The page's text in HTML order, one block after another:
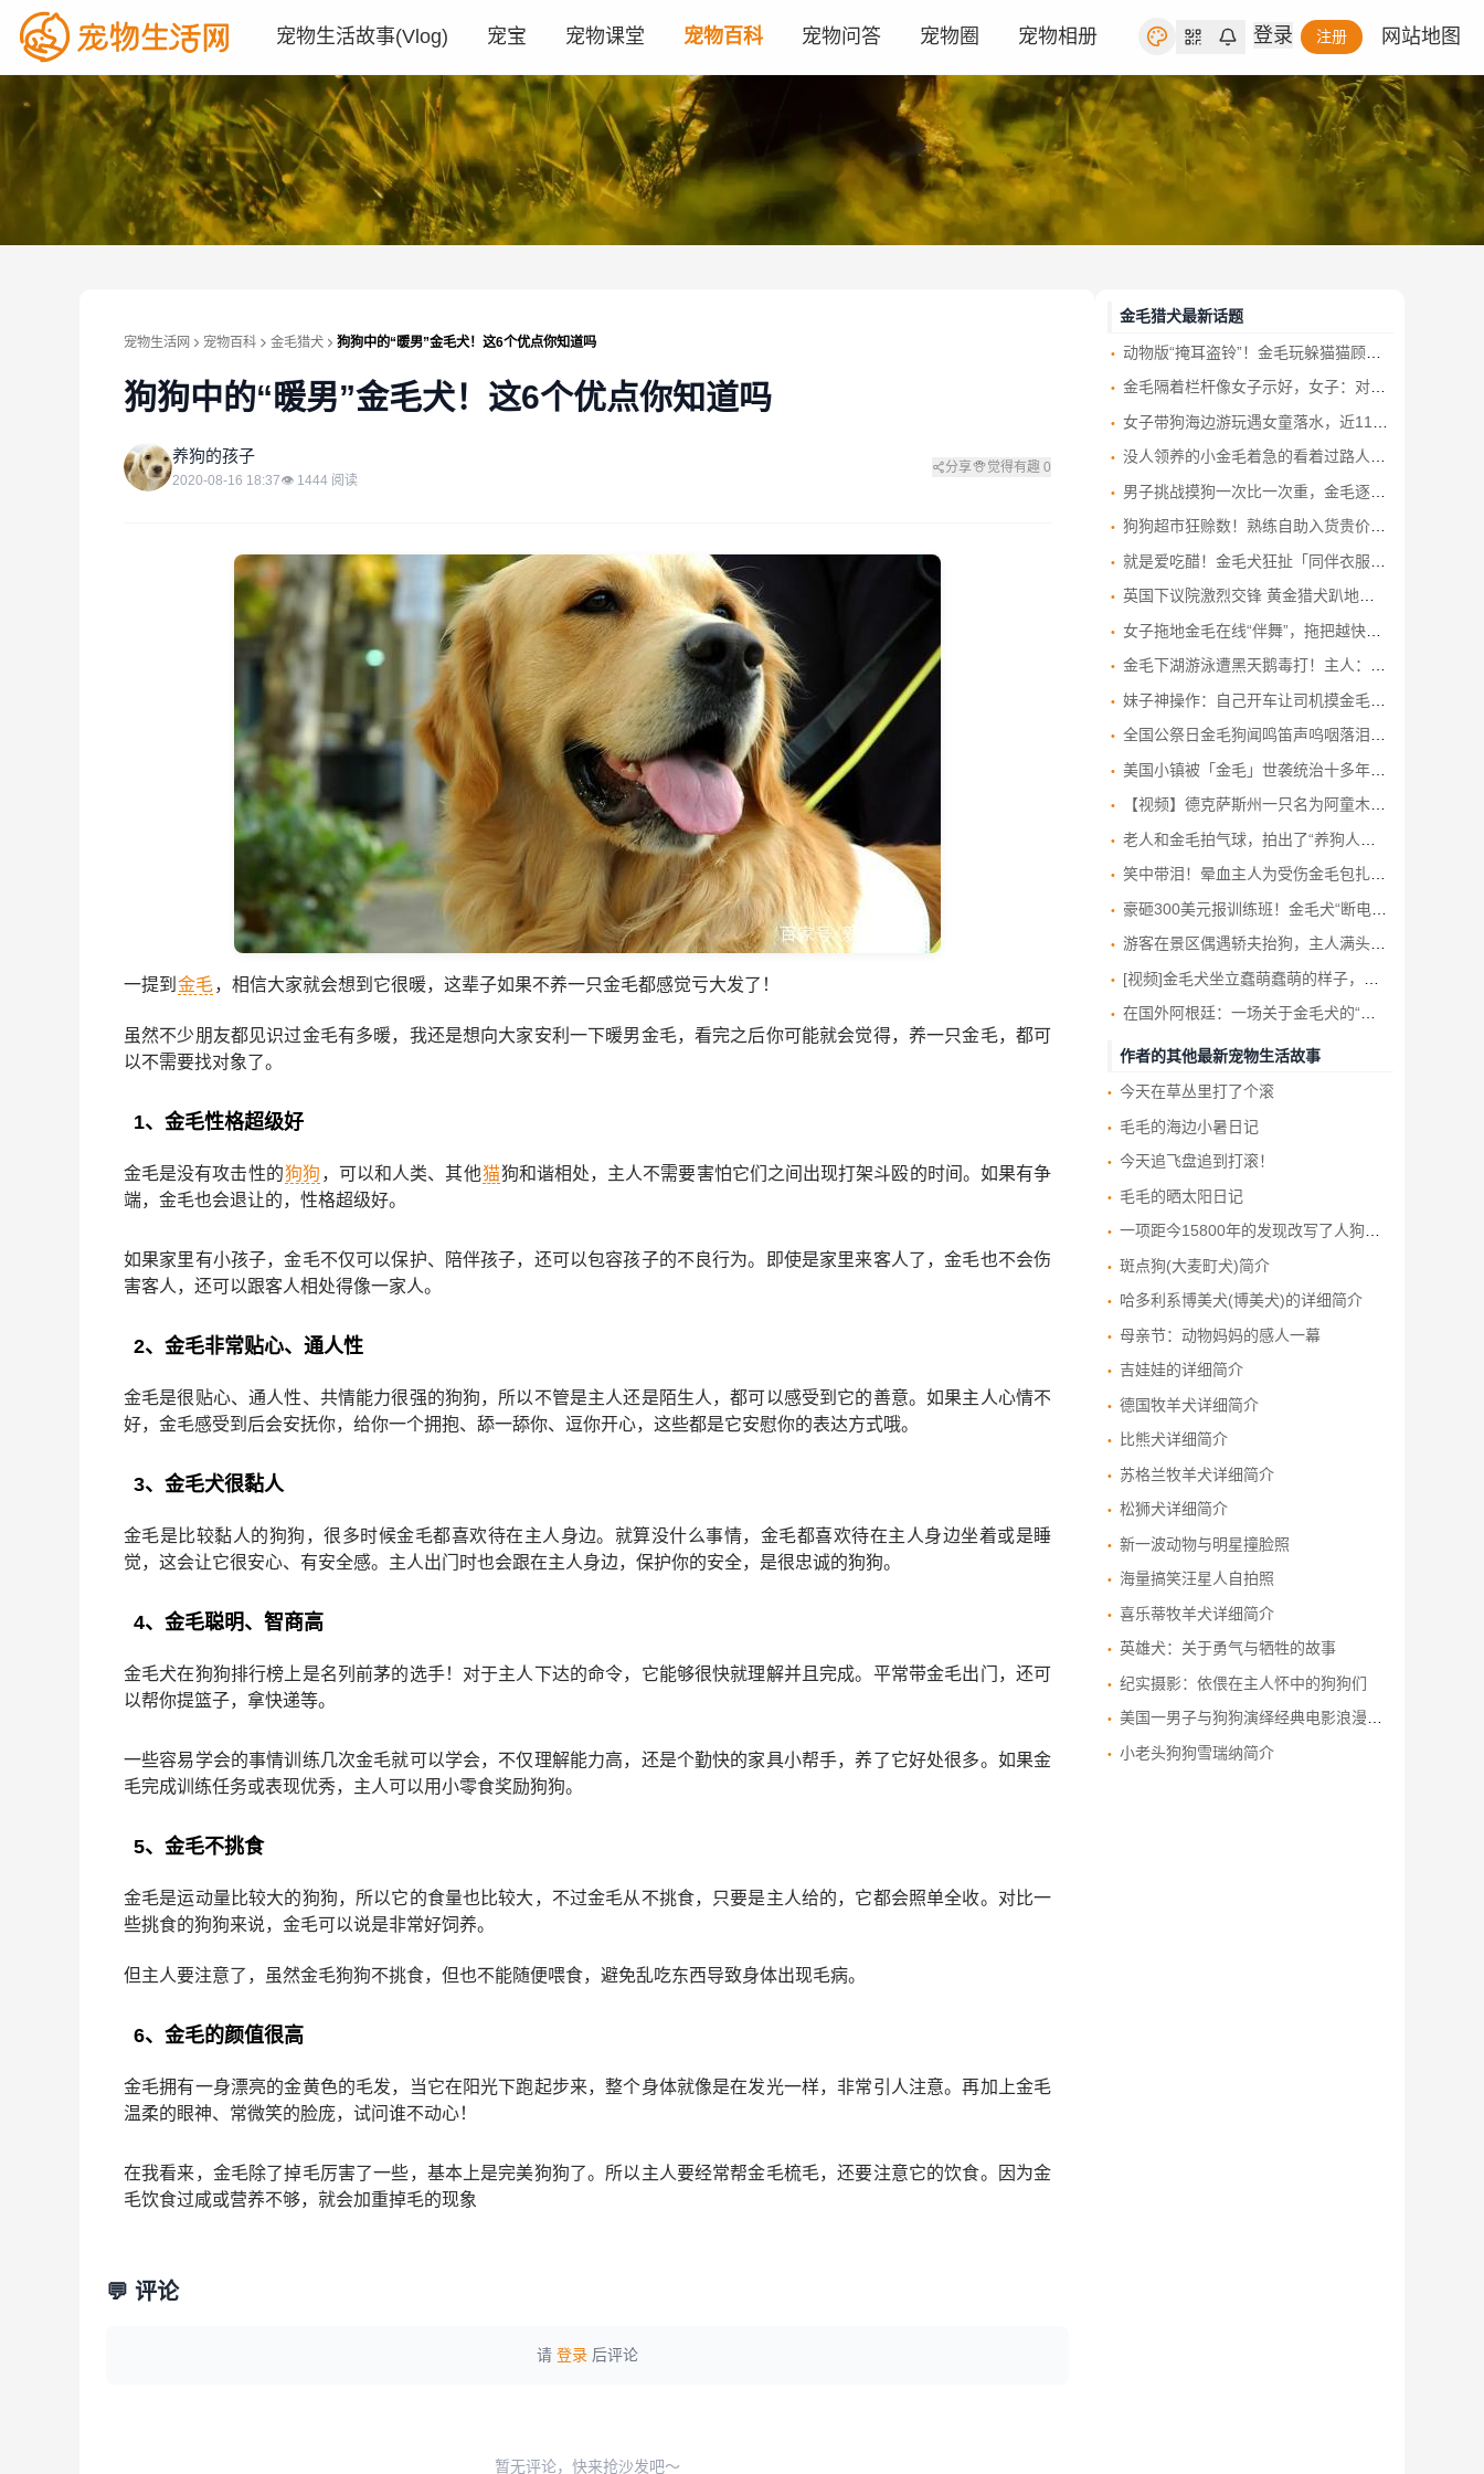
宠物生活故事(Vlog) 宠宝 宠物课堂 宠物百科 宠物问答 宠物圈 宠物相册 登录 注册 网站地图
宠物生活网 宠物百科 金毛猎犬 狗狗中的“暖男”金毛犬！这6个优点你知道吗
狗狗中的“暖男”金毛犬！这6个优点你知道吗
养 养狗的孩子
2020-08-16 18:37👁 1444 阅读
分享 觉得有趣 0
一提到 金毛，相信大家就会想到它很暖，这辈子如果不养一只金毛都感觉亏大发了！
虽然不少朋友都见识过金毛有多暖，我还是想向大家安利一下暖男金毛，看完之后你可能就会觉得，养一只金毛，都可
以不需要找对象了。
1、金毛性格超级好
金毛是没有攻击性的狗狗 ，可以和人类、其他猫狗和谐相处，主人不需要害怕它们之间出现打架斗殴的时间。如果有争
端，金毛也会退让的，性格超级好。
如果家里有小孩子，金毛不仅可以保护、陪伴孩子，还可以包容孩子的不良行为。即使是家里来客人了，金毛也不会伤
害客人，还可以跟客人相处得像一家人。
2、金毛非常贴心、通人性
金毛是很贴心、通人性、共情能力很强的狗狗，所以不管是主人还是陌生人，都可以感受到它的善意。如果主人心情不
好，金毛感受到后会安抚你，给你一个拥抱、舔一舔你、逗你开心，这些都是它安慰你的表达方式哦。
3、金毛犬很黏人
金毛是比较黏人的狗狗，很多时候金毛都喜欢待在主人身边。就算没什么事情，金毛都喜欢待在主人身边坐着或是睡
觉，这会让它很安心、有安全感。主人出门时也会跟在主人身边，保护你的安全，是很忠诚的狗狗。
4、金毛聪明、智商高
金毛犬在狗狗排行榜上是名列前茅的选手！对于主人下达的命令，它能够很快就理解并且完成。平常带金毛出门，还可
以帮你提篮子，拿快递等。
一些容易学会的事情训练几次金毛就可以学会，不仅理解能力高，还是个勤快的家具小帮手，养了它好处很多。如果金
毛完成训练任务或表现优秀，主人可以用小零食奖励狗狗。
5、金毛不挑食
金毛是运动量比较大的狗狗，所以它的食量也比较大，不过金毛从不挑食，只要是主人给的，它都会照单全收。对比一
些挑食的狗狗来说，金毛可以说是非常好饲养。
但主人要注意了，虽然金毛狗狗不挑食，但也不能随便喂食，避免乱吃东西导致身体出现毛病。
6、金毛的颜值很高
金毛拥有一身漂亮的金黄色的毛发，当它在阳光下跑起步来，整个身体就像是在发光一样，非常引人注意。再加上金毛
温柔的眼神、常微笑的脸庞，试问谁不动心！
在我看来，金毛除了掉毛厉害了一些，基本上是完美狗狗了。所以主人要经常帮金毛梳毛，还要注意它的饮食。因为金
毛饮食过咸或营养不够，就会加重掉毛的现象
💬 评论
请 登录 后评论
暂无评论，快来抢沙发吧～
金毛猎犬最新话题
动物版“掩耳盗铃”！金毛玩躲猫猫顾头不顾尾 一动不动等主人找
金毛隔着栏杆像女子示好，女子：对不起，我不可以摸你，怕你咬我狗狗立马叼着一只脚鞋躺下
女子带狗海边游玩遇女童落水，近11岁金毛冲进海里救人 主人：它平日里胆小又怕水
没人领养的小金毛着急的看着过路人，回家以后竟然是只暖心的毛孩子
男子挑战摸狗一次比一次重，金毛逐渐发现了事情的不对劲
狗狗超市狂赊数！熟练自助入货贵价鸡腿 主人被迫付款要“破产”
就是爱吃醋！金毛犬狂扯「同伴衣服」当街上演宫斗剧戏码
英国下议院激烈交锋 黄金猎犬趴地入睡抢镜
女子拖地金毛在线“伴舞”，拖把越快它抬爪越快，狗：只要我抬得够快，你就拖不到我的脚
金毛下湖游泳遭黑天鹅毒打！主人：这不是第一次了
妹子神操作：自己开车让司机摸金毛，圆其童年梦
全国公祭日金毛狗闻鸣笛声呜咽落泪，狗主人：动物有灵性
美国小镇被「金毛」世袭统治十多年，不签公文只讨摸的狗狗市长Mayor Max，民众满意度满分！
【视频】德克萨斯州一只名为阿童木的英勇金毛寻回犬接受训练，以拯救溺水游泳者
老人和金毛拍气球，拍出了“养狗人无法拒绝的治愈瞬间”
笑中带泪！晕血主人为受伤金毛包扎 连晕N次仍不放弃
豪砸300美元报训练班！金毛犬“断电”昏睡 网民：像极课堂的我
游客在景区偶遇轿夫抬狗，主人满头大汗跟随，游客：金毛年迈体力不支，花费至少几百元
[视频]金毛犬坐立蠢萌蠢萌的样子，呲个牙想生气又不敢乱来的样子！
在国外阿根廷：一场关于金毛犬的“大聚会”
作者的其他最新宠物生活故事
今天在草丛里打了个滚
毛毛的海边小暑日记
今天追飞盘追到打滚！
毛毛的晒太阳日记
一项距今15800年的发现改写了人狗友谊的历史
斑点狗(大麦町犬)简介
哈多利系博美犬(博美犬)的详细简介
母亲节：动物妈妈的感人一幕
吉娃娃的详细简介
德国牧羊犬详细简介
比熊犬详细简介
苏格兰牧羊犬详细简介
松狮犬详细简介
新一波动物与明星撞脸照
海量搞笑汪星人自拍照
喜乐蒂牧羊犬详细简介
英雄犬：关于勇气与牺牲的故事
纪实摄影：依偎在主人怀中的狗狗们
美国一男子与狗狗演绎经典电影浪漫场景
小老头狗狗雪瑞纳简介